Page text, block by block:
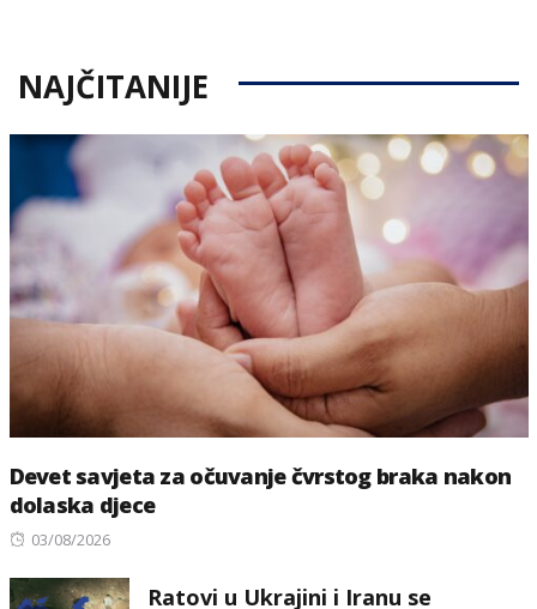
NAJČITANIJE
Devet savjeta za očuvanje čvrstog braka nakon
dolaska djece
Posted
03/08/2026
Ratovi u Ukrajini i Iranu se